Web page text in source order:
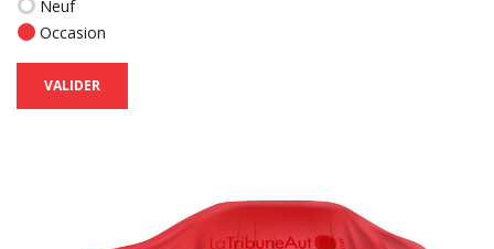
Neuf
Occasion
VALIDER